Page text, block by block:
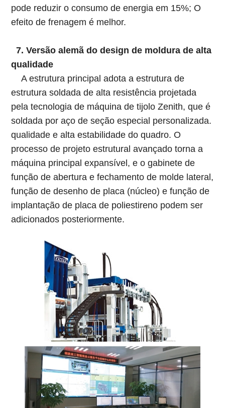
pode reduzir o consumo de energia em 15%; O
efeito de frenagem é melhor.
7. Versão alemã do design de moldura de alta
qualidade
A estrutura principal adota a estrutura de
estrutura soldada de alta resistência projetada
pela tecnologia de máquina de tijolo Zenith, que é
soldada por aço de seção especial personalizada.
qualidade e alta estabilidade do quadro. O
processo de projeto estrutural avançado torna a
máquina principal expansível, e o gabinete de
função de abertura e fechamento de molde lateral,
função de desenho de placa (núcleo) e função de
implantação de placa de poliestireno podem ser
adicionados posteriormente.